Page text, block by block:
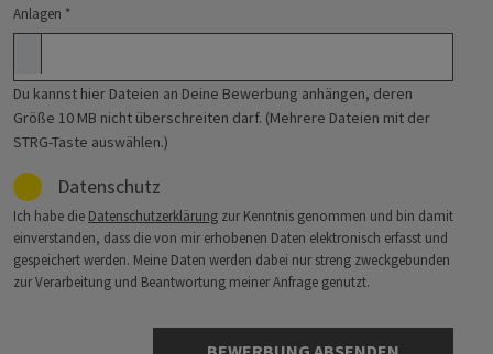
Anlagen *
Du kannst hier Dateien an Deine Bewerbung anhängen, deren
Größe 10 MB nicht überschreiten darf. (Mehrere Dateien mit der
STRG-Taste auswählen.)
Datenschutz
Ich habe die Datenschutzerklärung zur Kenntnis genommen und bin damit
einverstanden, dass die von mir erhobenen Daten elektronisch erfasst und
gespeichert werden. Meine Daten werden dabei nur streng zweckgebunden
zur Verarbeitung und Beantwortung meiner Anfrage genutzt.